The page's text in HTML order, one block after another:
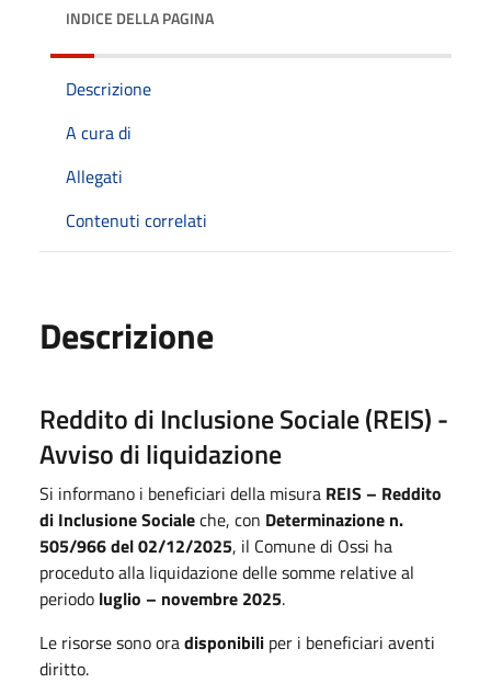
INDICE DELLA PAGINA
Descrizione
A cura di
Allegati
Contenuti correlati
Descrizione
Reddito di Inclusione Sociale (REIS) -
Avviso di liquidazione
Si informano i beneficiari della misura REIS – Reddito
di Inclusione Socialeche, con Determinazione n.
505/966 del 02/12/2025, il Comune di Ossi ha
proceduto alla liquidazione delle somme relative al
periodo luglio – novembre 2025.
Le risorse sono oradisponibili per i beneficiari aventi
diritto.